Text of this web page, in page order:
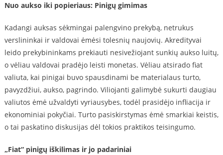
Nuo aukso iki popieriaus: Pinigų gimimas
Kadangi auksas sėkmingai palengvino prekybą, netrukus
verslininkai ir valdovai ėmėsi tolesnių naujovių. Akredityvai
leido prekybininkams prekiauti nesivežiojant sunkių aukso luitų,
o vėliau valdovai pradėjo leisti monetas. Vėliau atsirado fiat
valiuta, kai pinigai buvo spausdinami be materialaus turto,
pavyzdžiui, aukso, pagrindo. Viliojanti galimybė sukurti daugiau
valiutos ėmė užvaldyti vyriausybes, todėl prasidėjo infliacija ir
ekonominiai pokyčiai. Turto pasiskirstymas ėmė smarkiai keistis,
o tai paskatino diskusijas dėl tokios praktikos teisingumo.
„Fiat“ pinigų iškilimas ir jo padariniai